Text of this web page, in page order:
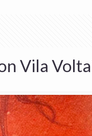
Vila